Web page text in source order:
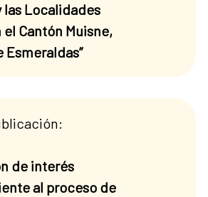
las Localidades
el Cantón Muisne,
de interés
al proceso de